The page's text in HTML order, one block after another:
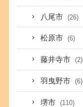
八尾市 (26)
松原市 (6)
藤井寺市 (2)
羽曳野市 (6)
堺市 (110)